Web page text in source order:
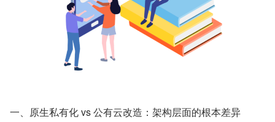
一、原生私有化 vs 公有云改造：架构层面的根本差异